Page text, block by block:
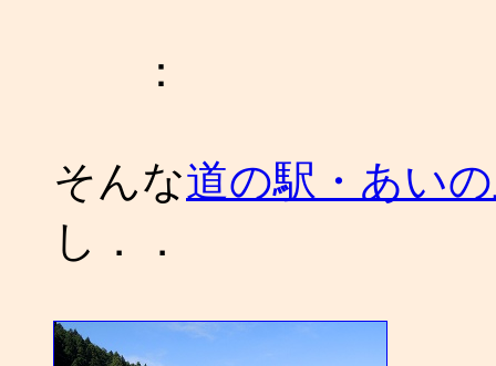
：
そんな道の駅・あい
し．．